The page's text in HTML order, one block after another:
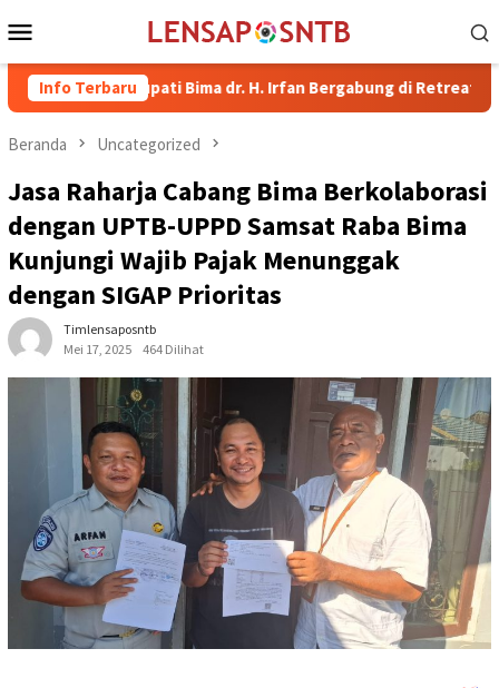
ke
Mobile
Info Terbaru
Bupati Bima dr. H. Irfan Bergabung di Retreat Magelang
Beranda Uncategorized
Jasa Raharja Cabang Bima Berkolaborasi
dengan UPTB-UPPD Samsat Raba Bima
Kunjungi Wajib Pajak Menunggak
dengan SIGAP Prioritas
Timlensaposntb
Mei 17, 2025
464 Dilihat